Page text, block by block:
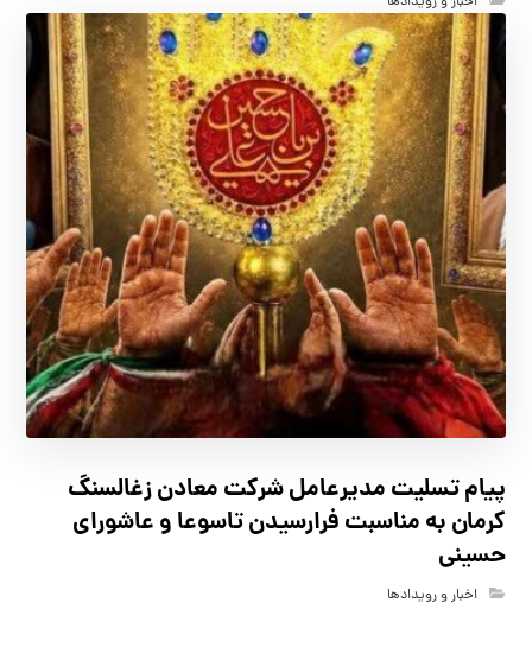
پیام تسلیت مدیرعامل شرکت معادن زغالسنگ
کرمان به مناسبت فرارسیدن تاسوعا و عاشورای
حسینی
اخبار و رویدادها